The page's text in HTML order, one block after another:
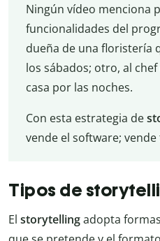
Ningún vídeo menciona
funcionalidades del
dueña de una floristería
los sábados; otro, al
casa por las noches.
Con esta estrategia de
vende el software;
Tipos de
El storytellingadopta